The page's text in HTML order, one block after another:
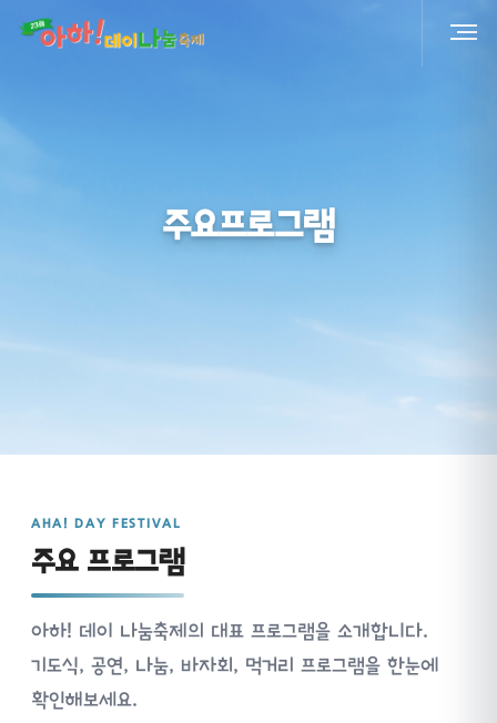
주요프로그램
AHA! DAY FESTIVAL
주요 프로그램
아하! 데이 나눔축제의 대표 프로그램을 소개합니다.
기도식, 공연, 나눔, 바자회, 먹거리 프로그램을 한눈에
확인해보세요.